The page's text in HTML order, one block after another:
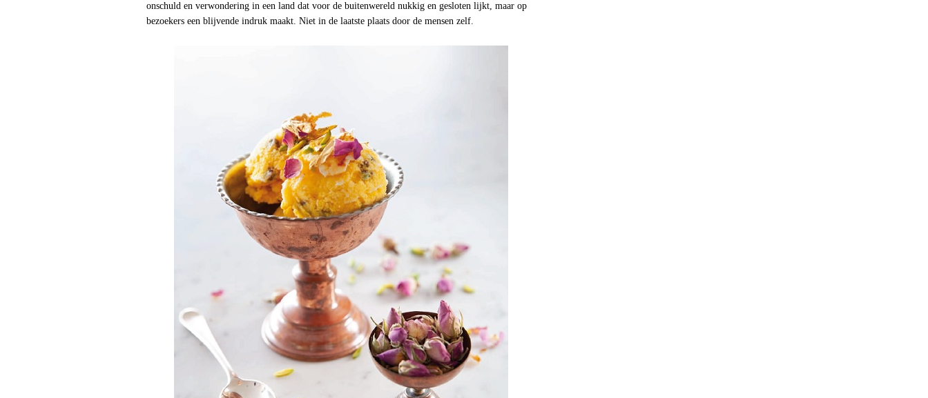
onschuld en verwondering in een land dat voor de buitenwereld nukkig en gesloten lijkt, maar op
bezoekers een blijvende indruk maakt. Niet in de laatste plaats door de mensen zelf.